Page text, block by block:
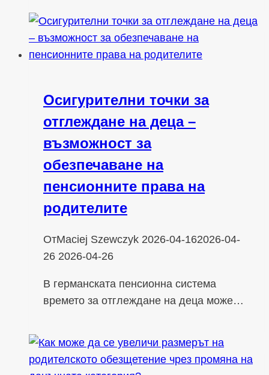
Осигурителни точки за
отглеждане на деца –
възможност за
обезпечаване на
пенсионните права на
родителите
ОтMaciej Szewczyk 2026-04-162026-04-
26 2026-04-26
В германската пенсионна система
времето за отглеждане на деца може…